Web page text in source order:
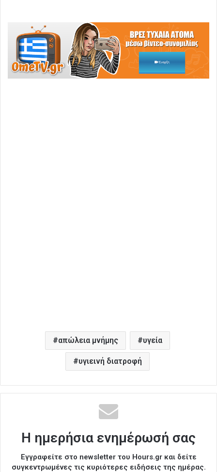
απώλεια μνήμης υγεία
υγιεινή διατροφή
Η ημερήσια ενημέρωσή σας
Εγγραφείτε στο newsletter του Hours.gr και δείτε
συγκεντρωμένες τις κυριότερες ειδήσεις της ημέρας.